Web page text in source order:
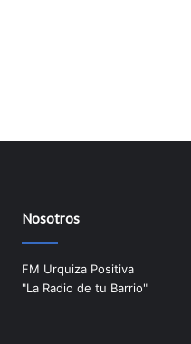
Nosotros
FM Urquiza Positiva
"La Radio de tu Barrio"